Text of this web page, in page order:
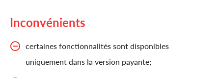
Inconvénients
certaines fonctionnalités sont disponibles
uniquement dans la version payante;